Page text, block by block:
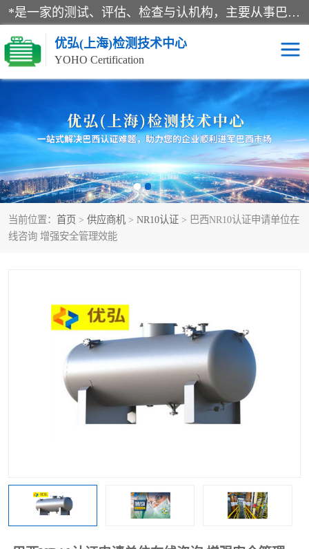
*是一家的测试、评估、检查与认机构，主要从事巴西NR10认证、NR12认证、NR13认证；ANATEL认证、INMTRO认证，欧盟CE认证：MD认证，PED认证，MID认证，ATEX认证，德国蓝色天使认证。
优弘(上海)检测技术中心
YOHO Certification
当前位置： 首页 > 供应商机 > NR10认证 > 巴西NR10认证申请单位在
线咨询 增强安全管理效能
RECYCLASS认证 NR10认证
NR12认证 NR13认证
ART认证 巴西NR认证
巴西认证 RETIE认证